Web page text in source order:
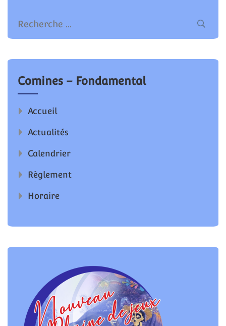
Comines – Fondamental
Accueil
Actualités
Calendrier
Règlement
Horaire